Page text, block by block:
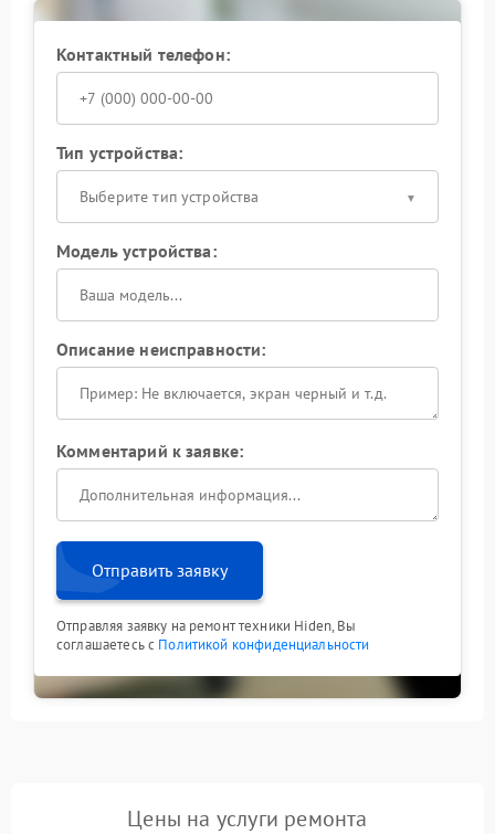
Контактный телефон:
Тип устройства:
Выберите тип устройства
Модель устройства:
Описание неисправности:
Комментарий к заявке:
Отправить заявку
Отправляя заявку на ремонт техники Hiden, Вы
соглашаетесь с Политикой конфиденциальности
Цены на услуги ремонта